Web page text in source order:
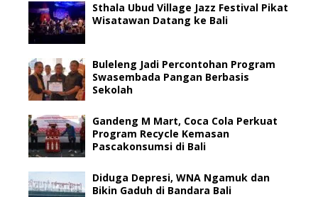
Sthala Ubud Village Jazz Festival Pikat
Wisatawan Datang ke Bali
Buleleng Jadi Percontohan Program
Swasembada Pangan Berbasis
Sekolah
Gandeng M Mart, Coca Cola Perkuat
Program Recycle Kemasan
Pascakonsumsi di Bali
Diduga Depresi, WNA Ngamuk dan
Bikin Gaduh di Bandara Bali